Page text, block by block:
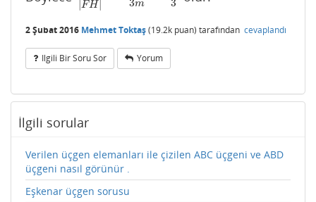
|FH| 3m
3
2 Şubat 2016 Mehmet Toktaş(19.2k puan) tarafından cevaplandı
Ilgili Bir Soru Sor Yorum
İlgili sorular
Verilen üçgen elemanları ile çizilen ABC üçgeni ve ABD
üçgeni nasıl görünür .
Eşkenar üçgen sorusu